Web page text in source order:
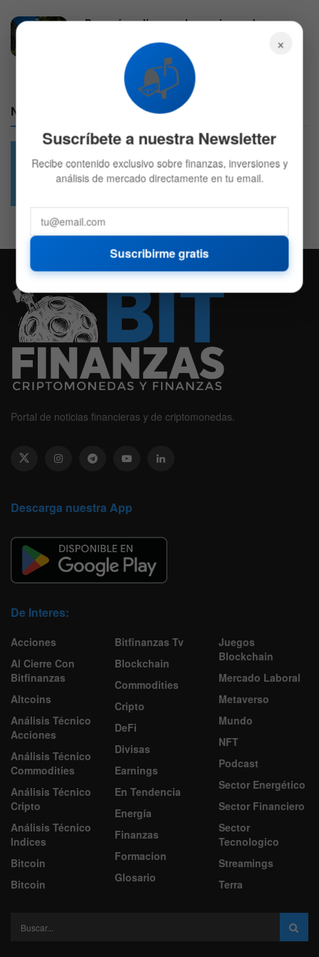
¿Por qué se disparan las acciones de
4 DE AGOSTO DE 2026 603
Nuestras Redes:
49.6k 4.7k
Portal de noticias financieras y de criptomonedas.
Descarga nuestra App
De Interes:
Acciones
Al Cierre Con
Bitfinanzas
Altcoins
Análisis Técnico
Acciones
Análisis Técnico
Commodities
Análisis Técnico
Cripto
Análisis Técnico
Indices
Bitcoin
Bitcoin
Bitfinanzas Tv
Blockchain
Commodities
Cripto
DeFi
Divisas
Earnings
En Tendencia
Energía
Finanzas
Formacion
Glosario
Juegos
Blockchain
Mercado Laboral
Metaverso
Mundo
NFT
Podcast
Sector Energético
Sector Financiero
Sector
Tecnologico
Streamings
Terra
×
📬
Suscríbete a nuestra Newsletter
Recibe contenido exclusivo sobre finanzas, inversiones y
análisis de mercado directamente en tu email.
Suscribirme gratis